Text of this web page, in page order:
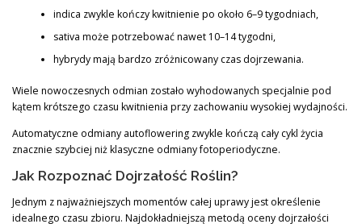
indica zwykle kończy kwitnienie po około 6–9 tygodniach,
sativa może potrzebować nawet 10–14 tygodni,
hybrydy mają bardzo zróżnicowany czas dojrzewania.
Wiele nowoczesnych odmian zostało wyhodowanych specjalnie pod
kątem krótszego czasu kwitnienia przy zachowaniu wysokiej wydajności.
Automatyczne odmiany autoflowering zwykle kończą cały cykl życia
znacznie szybciej niż klasyczne odmiany fotoperiodyczne.
Jak Rozpoznać Dojrzałość Roślin?
Jednym z najważniejszych momentów całej uprawy jest określenie
idealnego czasu zbioru. Najdokładniejszą metodą oceny dojrzałości